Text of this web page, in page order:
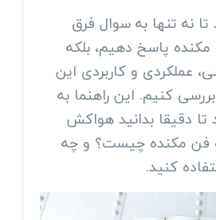
تا نه تنها به سوال فرق
پاسخ دهیم، بلکه
عملکردی و کاربردی این
کنیم. این راهنما به
دقیقا بدانید هواکش
فن مکنده چیست؟ و چه
کنید.